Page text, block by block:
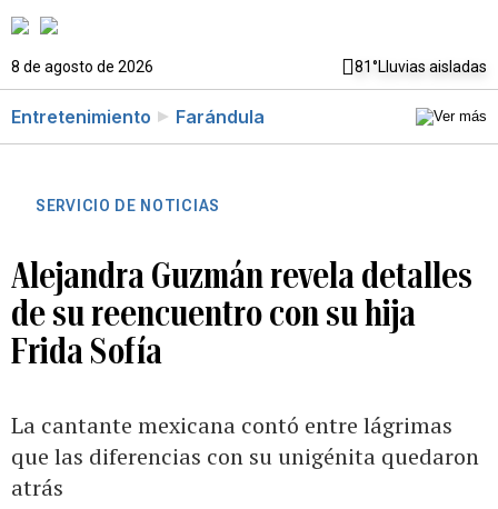
8 de agosto de 2026 81°Lluvias aisladas
Entretenimiento Farándula
SERVICIO DE NOTICIAS
Alejandra Guzmán revela detalles
de su reencuentro con su hija
Frida Sofía
La cantante mexicana contó entre lágrimas
que las diferencias con su unigénita quedaron
atrás